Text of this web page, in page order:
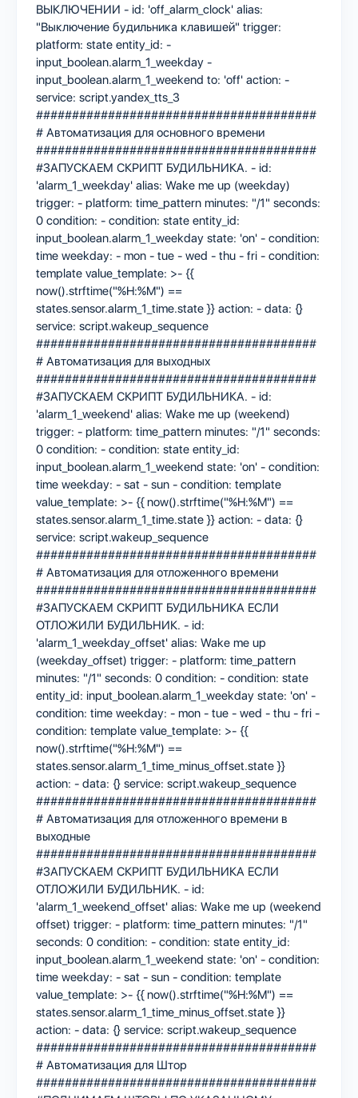
ВЫКЛЮЧЕНИИ - id: 'off_alarm_clock' alias:
"Выключение будильника клавишей" trigger:
platform: state entity_id: -
input_boolean.alarm_1_weekday -
input_boolean.alarm_1_weekend to: 'off' action: -
service: script.yandex_tts_3
#######################################
# Автоматизация для основного времени
#######################################
#ЗАПУСКАЕМ СКРИПТ БУДИЛЬНИКА. - id:
'alarm_1_weekday' alias: Wake me up (weekday)
trigger: - platform: time_pattern minutes: "/1" seconds:
0 condition: - condition: state entity_id:
input_boolean.alarm_1_weekday state: 'on' - condition:
time weekday: - mon - tue - wed - thu - fri - condition:
template value_template: >- {{
now().strftime("%H:%M") ==
states.sensor.alarm_1_time.state }} action: - data: {}
service: script.wakeup_sequence
#######################################
# Автоматизация для выходных
#######################################
#ЗАПУСКАЕМ СКРИПТ БУДИЛЬНИКА. - id:
'alarm_1_weekend' alias: Wake me up (weekend)
trigger: - platform: time_pattern minutes: "/1" seconds:
0 condition: - condition: state entity_id:
input_boolean.alarm_1_weekend state: 'on' - condition:
time weekday: - sat - sun - condition: template
value_template: >- {{ now().strftime("%H:%M") ==
states.sensor.alarm_1_time.state }} action: - data: {}
service: script.wakeup_sequence
#######################################
# Автоматизация для отложенного времени
#######################################
#ЗАПУСКАЕМ СКРИПТ БУДИЛЬНИКА ЕСЛИ
ОТЛОЖИЛИ БУДИЛЬНИК. - id:
'alarm_1_weekday_offset' alias: Wake me up
(weekday_offset) trigger: - platform: time_pattern
minutes: "/1" seconds: 0 condition: - condition: state
entity_id: input_boolean.alarm_1_weekday state: 'on' -
condition: time weekday: - mon - tue - wed - thu - fri -
condition: template value_template: >- {{
now().strftime("%H:%M") ==
states.sensor.alarm_1_time_minus_offset.state }}
action: - data: {} service: script.wakeup_sequence
#######################################
# Автоматизация для отложенного времени в
выходные
#######################################
#ЗАПУСКАЕМ СКРИПТ БУДИЛЬНИКА ЕСЛИ
ОТЛОЖИЛИ БУДИЛЬНИК. - id:
'alarm_1_weekend_offset' alias: Wake me up (weekend
offset) trigger: - platform: time_pattern minutes: "/1"
seconds: 0 condition: - condition: state entity_id:
input_boolean.alarm_1_weekend state: 'on' - condition:
time weekday: - sat - sun - condition: template
value_template: >- {{ now().strftime("%H:%M") ==
states.sensor.alarm_1_time_minus_offset.state }}
action: - data: {} service: script.wakeup_sequence
#######################################
# Автоматизация для Штор
#######################################